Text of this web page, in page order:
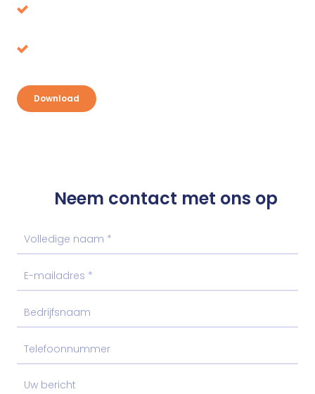
Download
Neem contact met ons op